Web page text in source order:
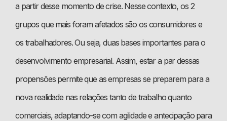
a partir desse momento de crise. Nesse contexto, os 2
grupos que mais foram afetados são os consumidores e
os trabalhadores. Ou seja, duas bases importantes para o
desenvolvimento empresarial. Assim, estar a par dessas
propensões permite que as empresas se preparem para a
nova realidade nas relações tanto de trabalho quanto
comerciais, adaptando-se com agilidade e antecipação para